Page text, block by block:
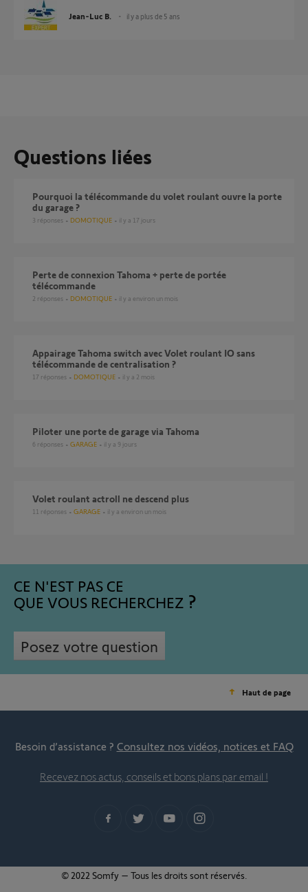
Jean-Luc B. il y a plus de 5 ans
Questions liées
pourquoi la télécommande du volet roulant ouvre la porte
du garage ?
3 réponses DOMOTIQUE il y a 17 jours
perte de connexion Tahoma + perte de portée
télécommande
2 réponses DOMOTIQUE il y a environ un mois
Appairage Tahoma switch avec Volet roulant IO sans
télécommande de centralisation ?
17 réponses DOMOTIQUE il y a 2 mois
Piloter une porte de garage via Tahoma
6 réponses GARAGE il y a 9 jours
Volet roulant actroll ne descend plus
11 réponses GARAGE il y a environ un mois
CE N'EST PAS CE
QUE VOUS RECHERCHEZ
Posez votre question
Haut de page
Besoin d’assistance ? Consultez nos vidéos, notices et FAQ
Recevez nos actus, conseils et bons plans par email !
© 2022 Somfy – Tous les droits sont réservés.